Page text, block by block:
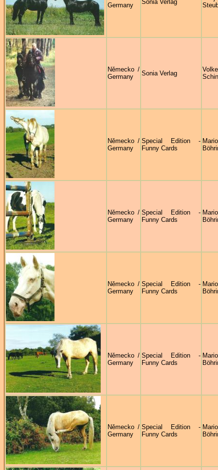
Germany
Sonia Verlag
Německo /
Germany
Sonia Verlag
Německo /
Germany
Special Edition -
Funny Cards
Německo /
Germany
Special Edition -
Funny Cards
Německo /
Germany
Special Edition -
Funny Cards
Německo /
Germany
Special Edition -
Funny Cards
Německo /
Germany
Special Edition -
Funny Cards